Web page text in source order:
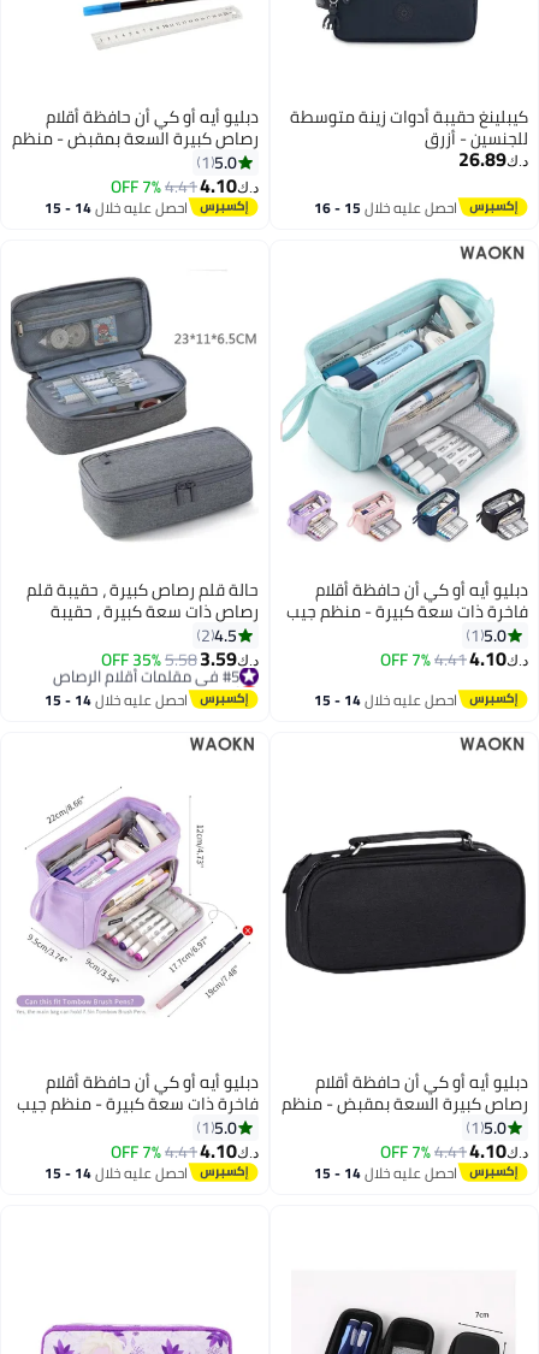
كيبلينغ حقيبة أدوات زينة متوسطة
للجنسين - أزرق
د.ك‏26.89
احصل عليه خلال 15 - 16
دبليو أيه أو كي أن حافظة أقلام
رصاص كبيرة السعة بمقبض - منظم
تخزين كبير للمدرسة والمكتب بثلاثة
أقسام، تتسع لـ 1000 قلم رصاص
ولوازم فنية - حقيبة أقلام رصاص
متينة بسحاب للطلاب والمعلمين
5.0
1
د.ك‏4.10
4.41
7% OFF
احصل عليه خلال 14 - 15
دبليو أيه أو كي أن حافظة أقلام
فاخرة ذات سعة كبيرة - منظم جيب
أقلام متعدد الأقسام واسع للغاية
للمدرسة والجامعة والمكتب
والسفر - حامل أنيق ومتين بسحاب
للأقلام والعلامات ومستحضرات
للطلاب والمراهقين والأولاد والبنات
5.0
1
د.ك‏4.10
4.41
7% OFF
احصل عليه خلال 14 - 15
4
حالة قلم رصاص كبيرة ، حقيبة قلم
رصاص ذات سعة كبيرة ، حقيبة
تخزين عالية السعة حامل صندوق
منظم ، حالة قلم ماركر للنساء
والرجال
4.5
2
د.ك‏3.59
5.58
35% OFF #5 في مقلمات أقلام الرصاص
أقل سعر في السنة
#5 في مقلمات أقلام الرصاص احصل عليه خلال 14 - 15
دبليو أيه أو كي أن حافظة أقلام
رصاص كبيرة السعة بمقبض - منظم
تخزين كبير للمدرسة والمكتب بثلاثة
أقسام، تتسع لـ 1000 قلم رصاص
ولوازم فنية - حقيبة أقلام رصاص
متينة بسحاب للطلاب والمعلمين
5.0
1
د.ك‏4.10
4.41
7% OFF
احصل عليه خلال 14 - 15
دبليو أيه أو كي أن حافظة أقلام
فاخرة ذات سعة كبيرة - منظم جيب
أقلام متعدد الأقسام واسع للغاية
للمدرسة والجامعة والمكتب
والسفر - حامل أنيق ومتين بسحاب
للأقلام والعلامات ومستحضرات
5.0
1
د.ك‏4.10
4.41
7% OFF
احصل عليه خلال 14 - 15